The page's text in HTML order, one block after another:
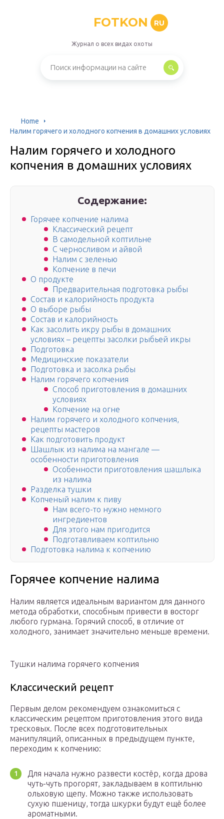
FOTKON RU
Журнал о всех видах охоты
Home
Налим горячего и холодного копчения в домашних условиях
Налим горячего и холодного
копчения в домашних условиях
Содержание:
Горячее копчение налима
Классический рецепт
В самодельной коптильне
С черносливом и айвой
Налим с зеленью
Копчение в печи
О продукте
Предварительная подготовка рыбы
Состав и калорийность продукта
О выборе рыбы
Состав и калорийность
Как засолить икру рыбы в домашних
условиях – рецепты засолки рыбьей икры
Подготовка
Медицинские показатели
Подготовка и засолка рыбы
Налим горячего копчения
Способ приготовления в домашних
условиях
Копчение на огне
Налим горячего и холодного копчения,
рецепты мастеров
Как подготовить продукт
Шашлык из налима на мангале —
особенности приготовления
Особенности приготовления шашлыка
из налима
Разделка тушки
Копченый налим к пиву
Нам всего-то нужно немного
ингредиентов
Для этого нам пригодится
Подготавливаем коптильню
Подготовка налима к копчению
Горячее копчение налима
Налим является идеальным вариантом для данного
метода обработки, способным привести в восторг
любого гурмана. Горячий способ, в отличие от
холодного, занимает значительно меньше времени.
Тушки налима горячего копчения
Классический рецепт
Первым делом рекомендуем ознакомиться с
классическим рецептом приготовления этого вида
тресковых. После всех подготовительных
манипуляций, описанных в предыдущем пункте,
переходим к копчению:
Для начала нужно развести костёр, когда дрова
чуть-чуть прогорят, закладываем в коптильню
ольховую щепу. Можно также использовать
сухую пшеницу, тогда шкурки будут ещё более
ароматными.